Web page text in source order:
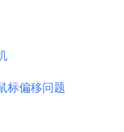
标偏移问题